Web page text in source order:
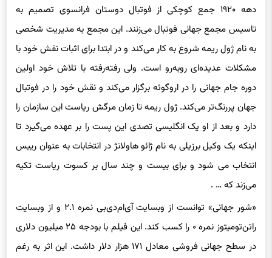
دهه ۱۹۲۰ جمع کوچکی از فوتبال دوستان فرانسوی تصمیم به
تاسیس مجمع جهانی فوتبال می‌زنند. این مجمع به مدیریت شخصی
به نام ژول ریمه شروع به کار می‌کند و در ابتدا برای اثبات نقش خود با
مشکلات عدیده‌ای روبه‌رو است. ولی رفته‌رفته با تلاش خود اولین
دوره جام جهانی را در اروگوئه برگزار می‌کند و نقش خود را در فوتبال
جهان پررنگ‌تر می‌کند. ژول ریمه تا زمان مرگش ریاست این سازمان را
دارد و بعد از او یک انگلیسی تصدی این پست را بر عهده می‌گیرد تا
اینکه یک وکیل برزیلی به نام ژائو هاولانژ در انتخابات به عنوان رییس
انتخاب می شود و برای بیست و چند سال بر کسوت ریاست تکیه
می‌زند که … .
«شور جهانی» توانست از وبسایت آی‌ام‌دی‌بی نمره ۲.۱ و از وبسایت
راتن‌تومیتوز نمره ۰ را کسب کند. این فیلم با بودجه ۲۵ میلیون دلاری
در سطح جهانی فروشی معادل ۱۷۱ هزار دلار داشت. این اثر به رغم